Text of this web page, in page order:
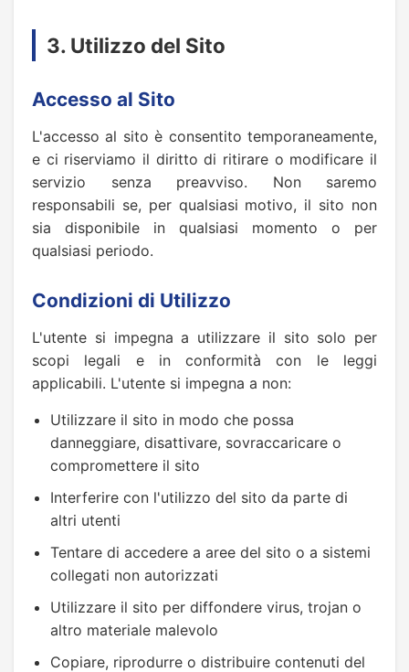
3. Utilizzo del Sito
Accesso al Sito
L'accesso al sito è consentito temporaneamente,
e ci riserviamo il diritto di ritirare o modificare il
servizio senza preavviso. Non saremo
responsabili se, per qualsiasi motivo, il sito non
sia disponibile in qualsiasi momento o per
qualsiasi periodo.
Condizioni di Utilizzo
L'utente si impegna a utilizzare il sito solo per
scopi legali e in conformità con le leggi
applicabili. L'utente si impegna a non:
Utilizzare il sito in modo che possa
danneggiare, disattivare, sovraccaricare o
compromettere il sito
Interferire con l'utilizzo del sito da parte di
altri utenti
Tentare di accedere a aree del sito o a sistemi
collegati non autorizzati
Utilizzare il sito per diffondere virus, trojan o
altro materiale malevolo
Copiare, riprodurre o distribuire contenuti del